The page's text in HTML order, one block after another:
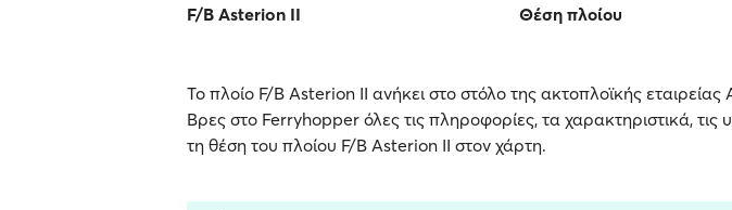
F/B Asterion II Θέση πλοίου
Το πλοίο F/B Asterion II ανήκει στο στόλο της ακτοπλοϊκής
Βρες στο Ferryhopper όλες τις πληροφορίες, τα χαρακτηριστικά, τις
τη θέση του πλοίου F/B Asterion II στον χάρτη.